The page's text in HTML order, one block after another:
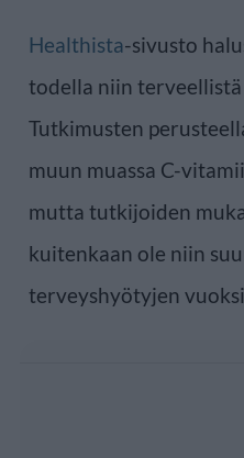
Healthista-sivusto
todella niin
Tutkimusten
muun muassa C-
mutta tutkijoiden
kuitenkaan ole niin
terveyshyötyjen